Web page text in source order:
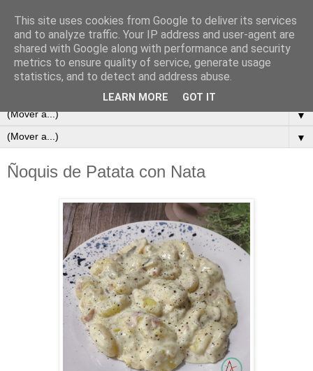
▼
▼
Ñoquis de Patata con Nata
This site uses cookies from Google to deliver its services
and to analyze traffic. Your IP address and user-agent are
shared with Google along with performance and security
metrics to ensure quality of service, generate usage
statistics, and to detect and address abuse.
LEARN MORE GOT IT